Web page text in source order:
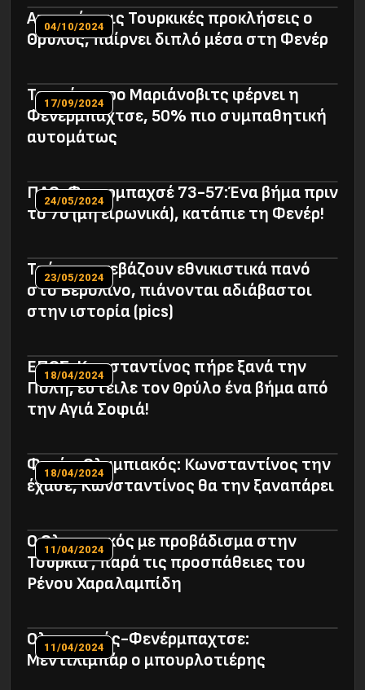
Απαντά στις Τουρκικές προκλήσεις ο
Θρύλος, παίρνει διπλό μέσα στη Φενέρ
04/10/2024
Τον μύσταρο Μαριάνοβιτς φέρνει η
Φενέρμπαχτσε, 50% πιο συμπαθητική
αυτομάτως
17/09/2024
ΠΑΟ-Φενερμπαχσέ 73-57:Ένα βήμα πριν
το 7ο (μη ειρωνικά), κατάπιε τη Φενέρ!
24/05/2024
Τούρκοι ανεβάζουν εθνικιστικά πανό
στο Βερολίνο, πιάνονται αδιάβαστοι
στην ιστορία (pics)
23/05/2024
ΕΠΟΣ: Κωνσταντίνος πήρε ξανά την
Πόλη, έστειλε τον Θρύλο ένα βήμα από
την Αγιά Σοφιά!
18/04/2024
Φενέρ-Ολυμπιακός: Κωνσταντίνος την
έχασε, Κωνσταντίνος θα την ξαναπάρει
18/04/2024
Ο Ολυμπιακός με προβάδισμα στην
Τουρκία , παρά τις προσπάθειες του
Ρένου Χαραλαμπίδη
11/04/2024
Ολυμπιακός-Φενέρμπαχτσε:
Mεντιλιμπάρ ο μπουρλοτιέρης
11/04/2024